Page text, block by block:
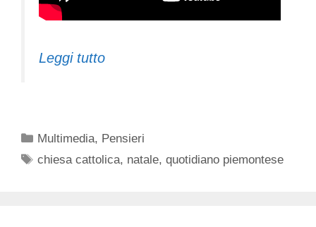
Leggi tutto
Categorie
Multimedia, Pensieri
Tag
chiesa cattolica, natale,quotidiano piemontese